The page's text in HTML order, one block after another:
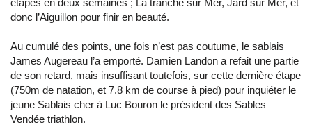
étapes en deux semaines ; La tranche sur Mer, Jard sur Mer, et
donc l’Aiguillon pour finir en beauté.
Au cumulé des points, une fois n’est pas coutume, le sablais
James Augereau l’a emporté. Damien Landon a refait une partie
de son retard, mais insuffisant toutefois, sur cette dernière étape
(750m de natation, et 7.8 km de course à pied) pour inquiéter le
jeune Sablais cher à Luc Bouron le président des Sables
Vendée triathlon.